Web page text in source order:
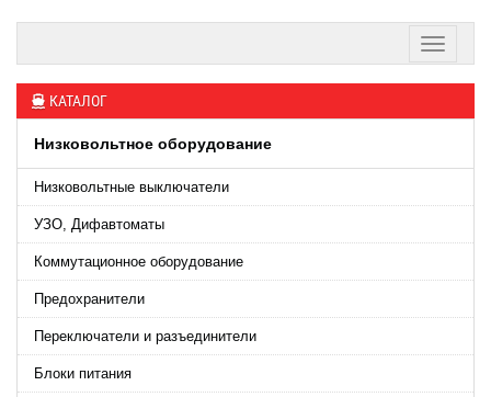
КАТАЛОГ
Низковольтное оборудование
Низковольтные выключатели
УЗО, Дифавтоматы
Коммутационное оборудование
Предохранители
Переключатели и разъединители
Блоки питания